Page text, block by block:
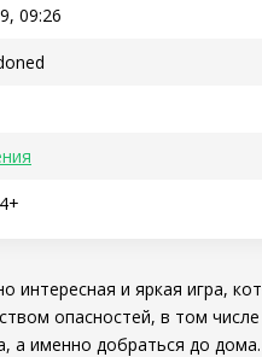
09:26
интересная и яркая игра,
опасностей, в том
а именно добраться до